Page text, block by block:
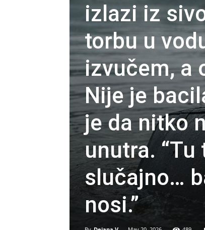
izlazi iz
torbu u
izvučem, a
Nije je
je da nitko
unutra.
slučajno…
nosi.”